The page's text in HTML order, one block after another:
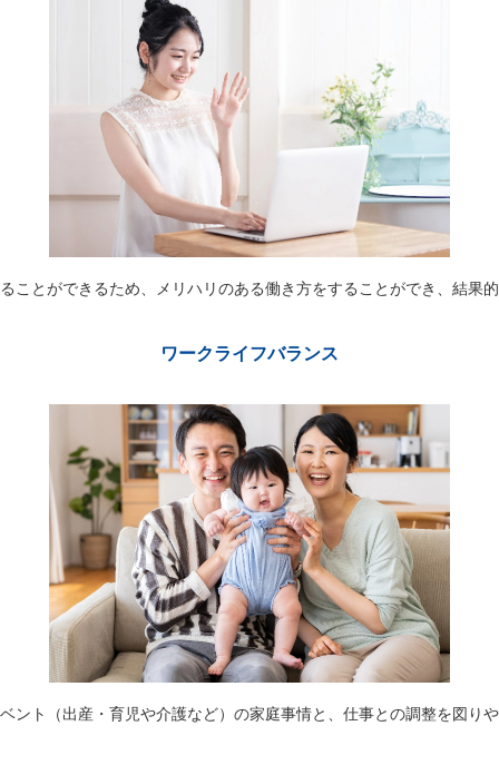
ことができるため、メリハリのある働き方をすることができ、結果
ワークライフバランス
ント（出産・育児や介護など）の家庭事情と、仕事との調整を図り